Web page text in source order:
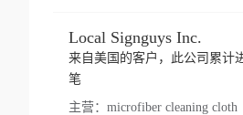
Local Signguys Inc.
来自美国的客户，此公司累计
笔
主营： microfiber cleaning cloth